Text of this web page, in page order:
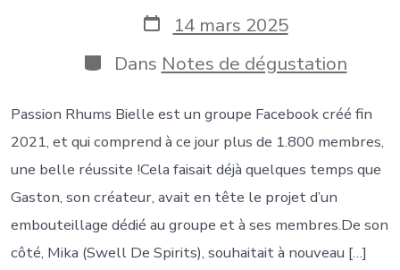
publication
Date
de
publication
14 mars 2025
Catégories
Dans Notes de dégustation
Passion Rhums Bielle est un groupe Facebook créé fin
2021, et qui comprend à ce jour plus de 1.800 membres,
une belle réussite !Cela faisait déjà quelques temps que
Gaston, son créateur, avait en tête le projet d’un
embouteillage dédié au groupe et à ses membres.De son
côté, Mika (Swell De Spirits), souhaitait à nouveau […]